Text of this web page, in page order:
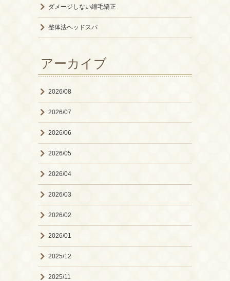
ダメージしない縮毛矯正
整体法ヘッドスパ
アーカイブ
2026/08
2026/07
2026/06
2026/05
2026/04
2026/03
2026/02
2026/01
2025/12
2025/11